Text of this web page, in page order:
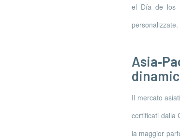
el Día de los
personalizzate.
Il mercato
certificati dalla
la maggior